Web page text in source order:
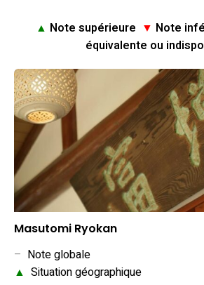
▲ Note supérieure ▼ Note
équivalente ou
Masutomi Ryokan
– Note globale
▲ Situation géographique